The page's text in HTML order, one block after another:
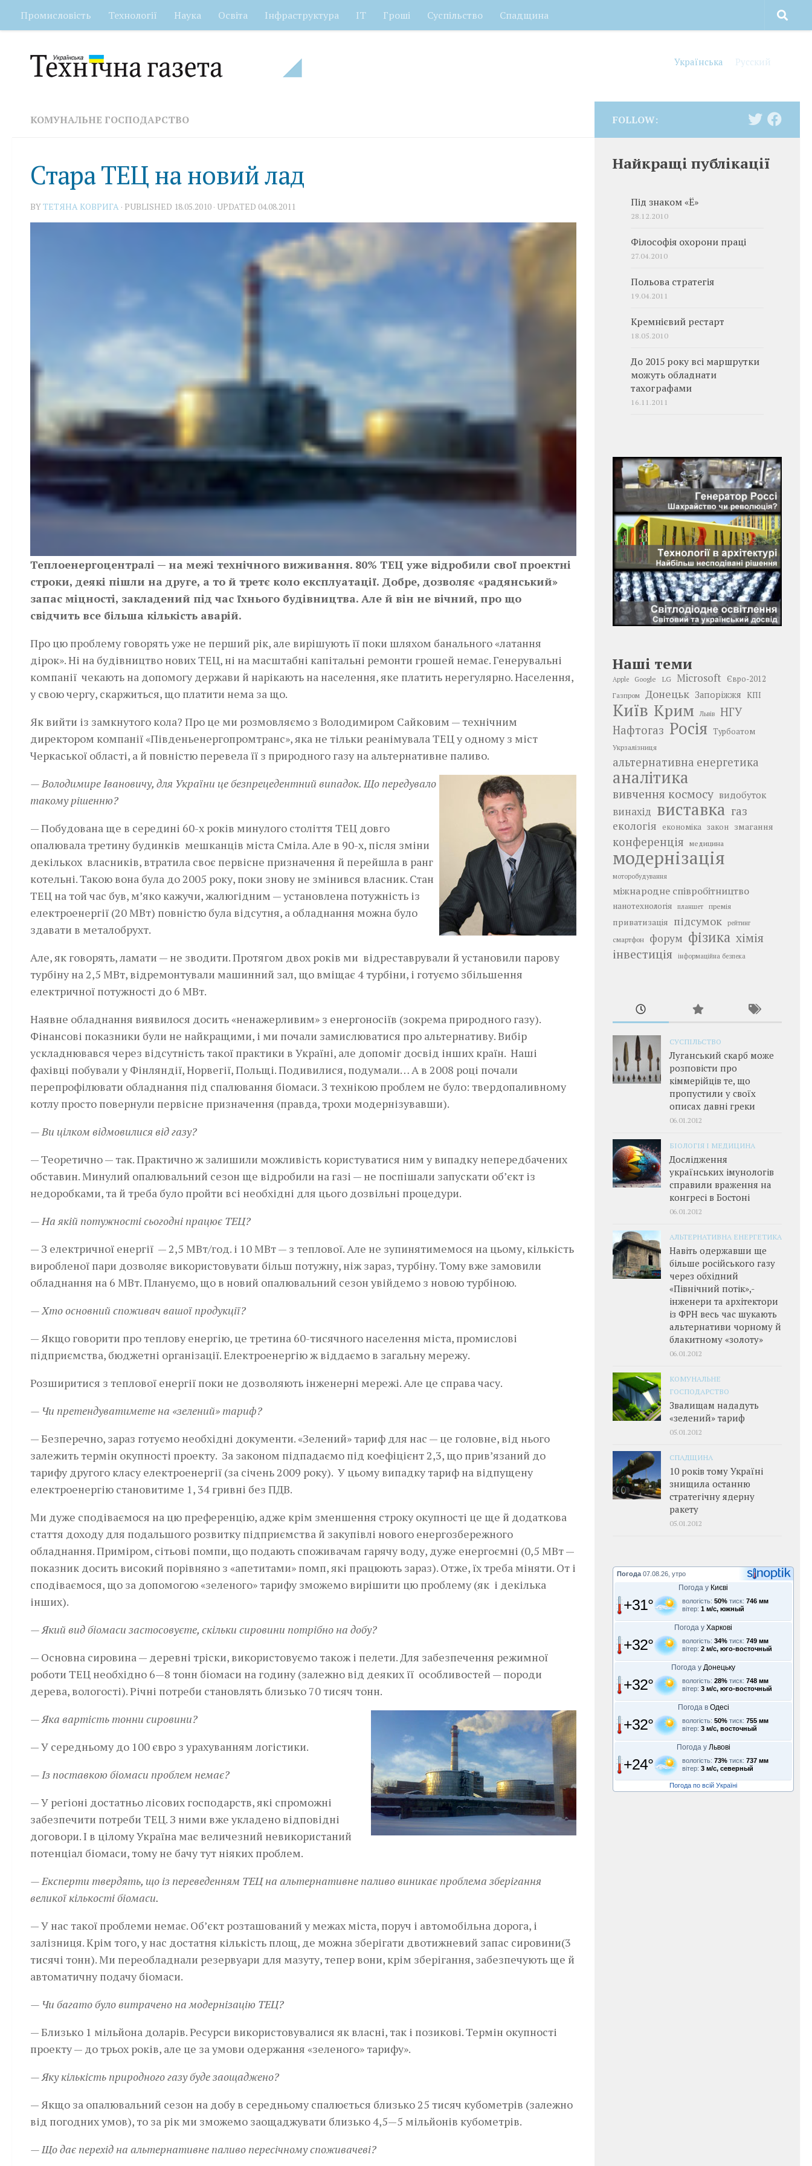
Skip to content
Промисловість Технології Наука Освіта Інфраструктура ІТ Гроші Суспільство Спадщина
Українська Русский
КОМУНАЛЬНЕ ГОСПОДАРСТВО
Стара ТЕЦ на новий лад
BYТЕТЯНА КОВРИГА · PUBLISHED 18.05.2010 · UPDATED 04.08.2011
Теплоенергоцентралі — на межі технічного виживання. 80% ТЕЦ уже відробили свої проектні
строки, деякі пішли на друге, а то й третє коло експлуатації. Добре, дозволяє «радянський»
запас міцності, закладений під час їхнього будівництва. Але й він не вічний, про що
свідчить все більша кількість аварій.
Про цю проблему говорять уже не перший рік, але вирішують її поки шляхом банального «латання
дірок». Ні на будівництво нових ТЕЦ, ні на масштабні капітальні ремонти грошей немає. Генерувальні
компанії чекають на допомогу держави й нарікають на населення, яке платить нерегулярно. Населення,
у свою чергу, скаржиться, що платити нема за що.
Як вийти із замкнутого кола? Про це ми розмовляємо з Володимиром Сайковим — технічним
директором компанії «Південьенергопромтранс», яка не тільки реанімувала ТЕЦ у одному з міст
Черкаської області, а й повністю перевела її з природного газу на альтернативне паливо.
— Володимире Івановичу, для України це безпрецедентний випадок. Що передувало
такому рішенню?
— Побудована ще в середині 60-х років минулого століття ТЕЦ довго
опалювала третину будинків мешканців міста Сміла. Але в 90-х, після зміни
декількох власників, втратила своє первісне призначення й перейшла в ранг
котельні. Такою вона була до 2005 року, поки знову не змінився власник. Стан
ТЕЦ на той час був, м’яко кажучи, жалюгідним — установлена потужність із
електроенергії (20 МВт) повністю була відсутня, а обладнання можна було
здавати в металобрухт.
Але, як говорять, ламати — не зводити. Протягом двох років ми відреставрували й установили парову
турбіну на 2,5 МВт, відремонтували машинний зал, що вміщає 4 турбіни, і готуємо збільшення
електричної потужності до 6 МВт.
Наявне обладнання виявилося досить «ненажерливим» з енергоносіїв (зокрема природного газу).
Фінансові показники були не найкращими, і ми почали замислюватися про альтернативу. Вибір
ускладнювався через відсутність такої практики в Україні, але допоміг досвід інших країн. Наші
фахівці побували у Фінляндії, Норвегії, Польщі. Подивилися, подумали… А в 2008 році почали
перепрофілювати обладнання під спалювання біомаси. З технікою проблем не було: твердопаливному
котлу просто повернули первісне призначення (правда, трохи модернізувавши).
— Ви цілком відмовилися від газу?
— Теоретично — так. Практично ж залишили можливість користуватися ним у випадку непередбачених
обставин. Минулий опалювальний сезон ще відробили на газі — не поспішали запускати об’єкт із
недоробками, та й треба було пройти всі необхідні для цього дозвільні процедури.
— На якій потужності сьогодні працює ТЕЦ?
— З електричної енергії — 2,5 МВт/год. і 10 МВт — з теплової. Але не зупинятимемося на цьому, кількість
виробленої пари дозволяє використовувати більш потужну, ніж зараз, турбіну. Тому вже замовили
обладнання на 6 МВт. Плануємо, що в новий опалювальний сезон увійдемо з новою турбіною.
— Хто основний споживач вашої продукції?
— Якщо говорити про теплову енергію, це третина 60-тисячного населення міста, промислові
підприємства, бюджетні організації. Електроенергію ж віддаємо в загальну мережу.
Розширитися з теплової енергії поки не дозволяють інженерні мережі. Але це справа часу.
— Чи претендуватимете на «зелений» тариф?
— Безперечно, зараз готуємо необхідні документи. «Зелений» тариф для нас — це головне, від нього
залежить термін окупності проекту. За законом підпадаємо під коефіцієнт 2,3, що прив’язаний до
тарифу другого класу електроенергії (за січень 2009 року). У цьому випадку тариф на відпущену
електроенергію становитиме 1, 34 гривні без ПДВ.
Ми дуже сподіваємося на цю преференцію, адже крім зменшення строку окупності це ще й додаткова
стаття доходу для подальшого розвитку підприємства й закупівлі нового енергозбережного
обладнання. Приміром, сітьові помпи, що подають споживачам гарячу воду, дуже енергоємні (0,5 МВт —
показник досить високий порівняно з «апетитами» помп, які працюють зараз). Отже, їх треба міняти. От і
сподіваємося, що за допомогою «зеленого» тарифу зможемо вирішити цю проблему (як і декілька
інших).
— Який вид біомаси застосовуєте, скільки сировини потрібно на добу?
— Основна сировина — деревні тріски, використовуємо також і пелети. Для забезпечення режимної
роботи ТЕЦ необхідно 6—8 тонн біомаси на годину (залежно від деяких її особливостей — породи
дерева, вологості). Річні потреби становлять близько 70 тисяч тонн.
— Яка вартість тонни сировини?
— У середньому до 100 євро з урахуванням логістики.
— Із поставкою біомаси проблем немає?
— У регіоні достатньо лісових господарств, які спроможні
забезпечити потреби ТЕЦ. З ними вже укладено відповідні
договори. І в цілому Україна має величезний невикористаний
потенціал біомаси, тому не бачу тут ніяких проблем.
— Експерти твердять, що із переведенням ТЕЦ на альтернативне паливо виникає проблема зберігання
великої кількості біомаси.
— У нас такої проблеми немає. Об’єкт розташований у межах міста, поруч і автомобільна дорога, і
залізниця. Крім того, у нас достатня кількість площ, де можна зберігати двотижневий запас сировини(3
тисячі тонн). Ми переобладнали резервуари для мазуту, тепер вони, крім зберігання, забезпечують ще й
автоматичну подачу біомаси.
— Чи багато було витрачено на модернізацію ТЕЦ?
— Близько 1 мільйона доларів. Ресурси використовувалися як власні, так і позикові. Термін окупності
проекту — до трьох років, але це за умови одержання «зеленого» тарифу».
— Яку кількість природного газу буде заощаджено?
— Якщо за опалювальний сезон на добу в середньому спалюється близько 25 тисяч кубометрів (залежно
від погодних умов), то за рік ми зможемо заощаджувати близько 4,5—5 мільйонів кубометрів.
— Що дає перехід на альтернативне паливо пересічному споживачеві?
FOLLOW:
Найкращі публікації
Під знаком «Ё»
28.12.2010
Філософія охорони праці
27.04.2010
Польова стратегія
19.04.2011
Кремнієвий рестарт
18.05.2010
До 2015 року всі маршрутки
можуть обладнати
тахографами
16.11.2011
Наші теми
Apple Google LG Microsoft Євро-2012
Газпром Донецьк Запоріжжя КПІ
Київ Крим Львів
НГУ
Нафтогаз Росія Турбоатом
Укрзалізниця
альтернативна енергетика
аналітика
вивчення космосу видобуток
винахід виставка газ
екологія економіка закон змагання
конференція медицина
модернізація
моторобудування
міжнародне співробітництво
нанотехнологія планшет премія
приватизація підсумок рейтинг
смартфон форум фізика хімія
інвестиція інформаційна безпека
СУСПІЛЬСТВО
Луганський скарб може
розповісти про
кіммерійців те, що
пропустили у своїх
описах давні греки
06.01.2012
БІОЛОГІЯ І МЕДИЦИНА
Дослідження
українських імунологів
справили враження на
конгресі в Бостоні
06.01.2012
АЛЬТЕРНАТИВНА ЕНЕРГЕТИКА
Навіть одержавши ще
більше російського газу
через обхідний
«Північний потік»,­
інженери та архітектори
із ФРН весь час шукають
альтернативи чорному й
блакитному «золоту»
06.01.2012
КОМУНАЛЬНЕ
ГОСПОДАРСТВО
Звалищам нададуть
«зелений» тариф
05.01.2012
СПАДЩИНА
10 років тому Україні
знищила останню
стратегічну ядерну
ракету
05.01.2012
Погода 07.08.26, утро
Погода у Києві
+31° вологість: 50% тиск: 746 мм
вітер: 1 м/с, южный
Погода у Харкові
+32° вологість: 34% тиск: 749 мм
вітер: 2 м/с, юго-восточный
Погода у Донецьку
+32° вологість: 28% тиск: 748 мм
вітер: 3 м/с, юго-восточный
Погода в Одесі
+32° вологість: 50% тиск: 755 мм
вітер: 3 м/с, восточный
Погода у Львові
+24° вологість: 73% тиск: 737 мм
вітер: 3 м/с, северный
Погода по всій Україні